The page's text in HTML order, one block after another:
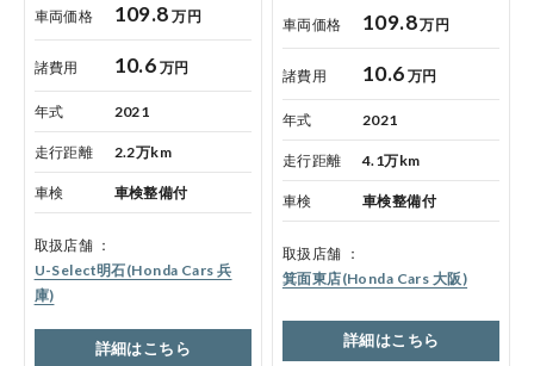
車両価格 109.8 万円
諸費用 10.6 万円
年式 2021
走行距離 2.2万km
車検 車検整備付
取扱店舗
U-Select明石(Honda Cars 兵
庫)
詳細はこちら
車両価格 109.8万円
諸費用 10.6 万円
年式 2021
走行距離 4.1万km
車検 車検整備付
取扱店舗
箕面東店(Honda Cars 大阪)
詳細はこちら